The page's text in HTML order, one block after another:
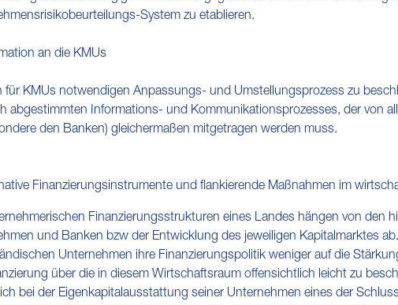
System zu etablieren.
an die KMUs
für KMUs notwendigen Anpassungs- und Umstellungsprozess zu
abgestimmten Informations- und Kommunikationsprozesses, der von
den Banken) gleichermaßen mitgetragen werden muss.
Finanzierungsinstrumente und flankierende Maßnahmen im
Finanzierungsstrukturen eines Landes hängen von den
und Banken bzw der Entwicklung des jeweiligen Kapitalmarktes
Unternehmen ihre Finanzierungspolitik weniger auf die
über die in diesem Wirtschaftsraum offensichtlich leicht zu
bei der Eigenkapitalausstattung seiner Unternehmen eines der